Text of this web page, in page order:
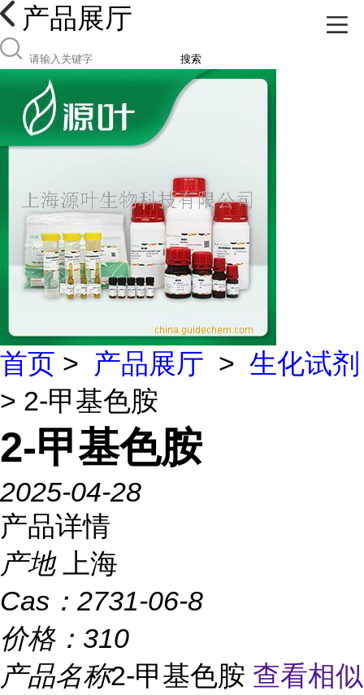
产品展厅
搜索
首页 > 产品展厅 > 生化试剂
> 2-甲基色胺
2-甲基色胺
2025-04-28
产品详情
产地
上海
Cas： 2731-06-8
价格： 310
产品名称2-甲基色胺 查看相似